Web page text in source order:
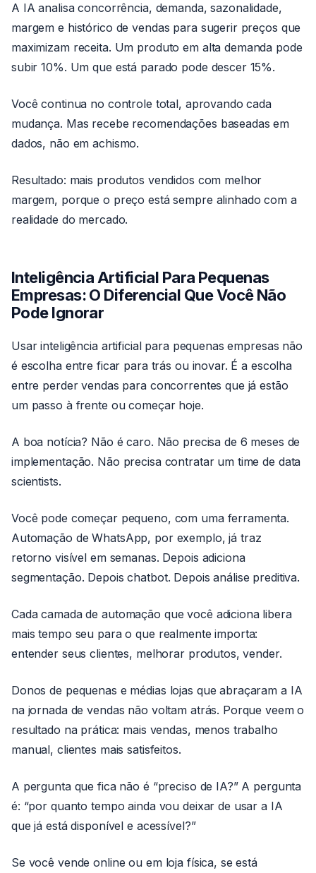
A IA analisa concorrência, demanda, sazonalidade,
margem e histórico de vendas para sugerir preços que
maximizam receita. Um produto em alta demanda pode
subir 10%. Um que está parado pode descer 15%.
Você continua no controle total, aprovando cada
mudança. Mas recebe recomendações baseadas em
dados, não em achismo.
Resultado: mais produtos vendidos com melhor
margem, porque o preço está sempre alinhado com a
realidade do mercado.
Inteligência Artificial Para Pequenas
Empresas: O Diferencial Que Você Não
Pode Ignorar
Usar inteligência artificial para pequenas empresas não
é escolha entre ficar para trás ou inovar. É a escolha
entre perder vendas para concorrentes que já estão
um passo à frente ou começar hoje.
A boa notícia? Não é caro. Não precisa de 6 meses de
implementação. Não precisa contratar um time de data
scientists.
Você pode começar pequeno, com uma ferramenta.
Automação de WhatsApp, por exemplo, já traz
retorno visível em semanas. Depois adiciona
segmentação. Depois chatbot. Depois análise preditiva.
Cada camada de automação que você adiciona libera
mais tempo seu para o que realmente importa:
entender seus clientes, melhorar produtos, vender.
Donos de pequenas e médias lojas que abraçaram a IA
na jornada de vendas não voltam atrás. Porque veem o
resultado na prática: mais vendas, menos trabalho
manual, clientes mais satisfeitos.
A pergunta que fica não é “preciso de IA?” A pergunta
é: “por quanto tempo ainda vou deixar de usar a IA
que já está disponível e acessível?”
Se você vende online ou em loja física, se está